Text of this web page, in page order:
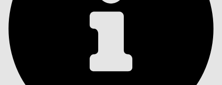
ÍNDICE